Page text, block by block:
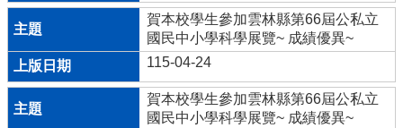
檢
核
表
學
習
扶
賀本校學生參加雲林縣第66屆公私立
國民中小學科學展覽~ 成績優異~
115-04-24
賀本校學生參加雲林縣第66屆公私立
國民中小學科學展覽~ 成績優異~